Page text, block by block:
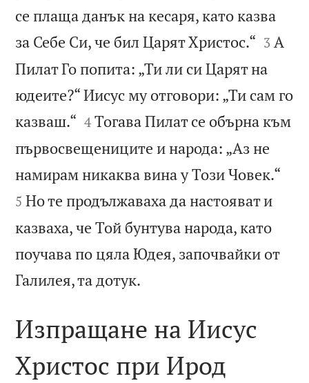
се плаща данък на кесаря, като казва
за Себе Си, че бил Царят Христос.“ 

3 А
Пилат Го попита: „Ти ли си Царят на
юдеите?“ Иисус му отговори: „Ти сам го
казваш.“ 

4 Тогава Пилат се обърна към
първосвещениците и народа: „Аз не
намирам никаква вина у Този Човек.“
5 Но те продължаваха да настояват и
казваха, че Той бунтува народа, като
поучава по цяла Юдея, започвайки от
Галилея, та дотук.
Изпращане на Иисус
Христос при Ирод